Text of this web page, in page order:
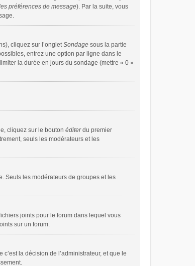
préférences de message). Par la suite, vous
cliquez sur l’ongletSondage sous la partie
entrez une option par ligne dans le
la durée en jours du sondage (mettre « 0 »
cliquez sur le bouton éditerdu premier
seuls les modérateurs et les
Seuls les modérateurs de groupes et les
joints pour le forum dans lequel vous
sur un forum.
la décision de l’administrateur, et que le